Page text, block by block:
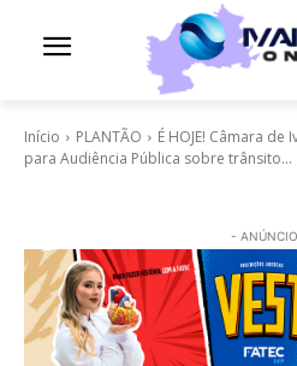
Início PLANTÃO
É HOJE! Câmara
para Audiência Pública sobre trânsito...
-